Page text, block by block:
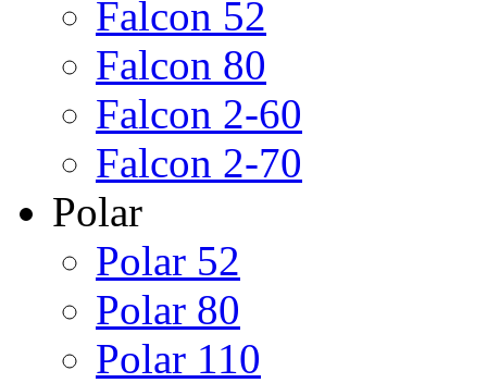
Falcon 52
Falcon 80
Falcon 2-60
Falcon 2-70
Polar
Polar 52
Polar 80
Polar 110